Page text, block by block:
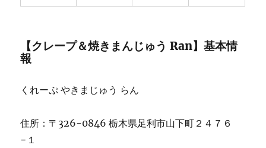
【クレープ＆焼きまんじゅう Ran】基本情
報
くれーぷ やきまじゅう らん
住所：〒326-0846 栃木県足利市山下町２４７６
−１